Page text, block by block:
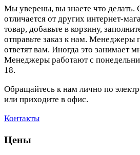
Мы уверены, вы знаете что делать.
отличается от других интернет-
товар, добавьте в корзину,
отправьте заказ к нам. Менеджеры
ответят вам. Иногда это занимает
Менеджеры работают с
18.
Обращайтесь к нам лично по
или приходите в офис.
Контакты
Цены